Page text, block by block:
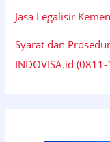
Jasa Legalisir
Syarat dan
INDOVISA.id